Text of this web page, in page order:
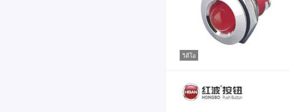
วิดีโอ